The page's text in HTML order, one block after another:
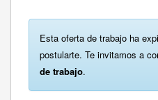
Esta oferta de trabajo ha
postularte. Te invitamos a
de trabajo.